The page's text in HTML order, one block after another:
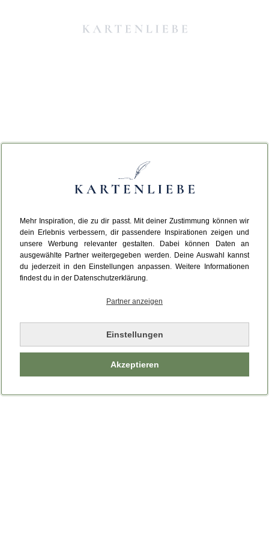
Mehr Inspiration, die zu dir passt. Mit deiner Zustimmung können wir
dein Erlebnis verbessern, dir passendere Inspirationen zeigen und
unsere Werbung relevanter gestalten. Dabei können Daten an
ausgewählte Partner weitergegeben werden. Deine Auswahl kannst
du jederzeit in den Einstellungen anpassen. Weitere Informationen
findest du in der Datenschutzerklärung.
Partner anzeigen
Einstellungen
Akzeptieren
Da ist etwas schiefgelaufen.
Leider ist ein technischer Fehler aufgetreten.
Bitte laden Sie die Seite neu.